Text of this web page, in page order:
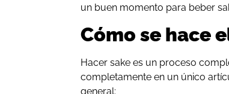
un buen momento para beber
Cómo se hace
Hacer sake es un proceso
completamente en un único
general: